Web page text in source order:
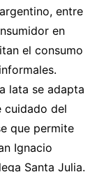
entre
en
el consumo
lata se adapta
cuidado del
que permite
Ignacio
Santa Julia.